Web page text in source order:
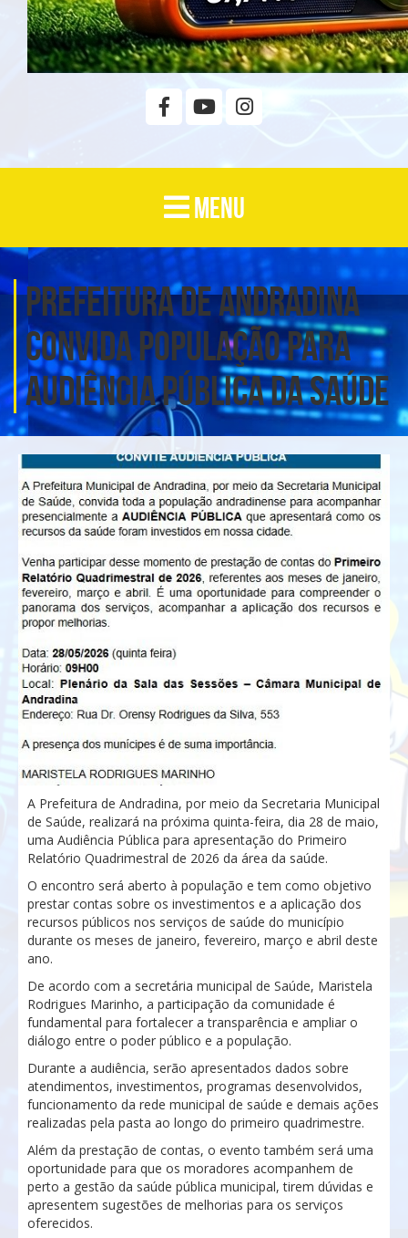
MENU
Prefeitura de Andradina
convida população para
Audiência Pública da Saúde
A Prefeitura de Andradina, por meio da Secretaria Municipal
de Saúde, realizará na próxima quinta-feira, dia 28 de maio,
uma Audiência Pública para apresentação do Primeiro
Relatório Quadrimestral de 2026 da área da saúde.
O encontro será aberto à população e tem como objetivo
prestar contas sobre os investimentos e a aplicação dos
recursos públicos nos serviços de saúde do município
durante os meses de janeiro, fevereiro, março e abril deste
ano.
De acordo com a secretária municipal de Saúde, Maristela
Rodrigues Marinho, a participação da comunidade é
fundamental para fortalecer a transparência e ampliar o
diálogo entre o poder público e a população.
Durante a audiência, serão apresentados dados sobre
atendimentos, investimentos, programas desenvolvidos,
funcionamento da rede municipal de saúde e demais ações
realizadas pela pasta ao longo do primeiro quadrimestre.
Além da prestação de contas, o evento também será uma
oportunidade para que os moradores acompanhem de
perto a gestão da saúde pública municipal, tirem dúvidas e
apresentem sugestões de melhorias para os serviços
oferecidos.